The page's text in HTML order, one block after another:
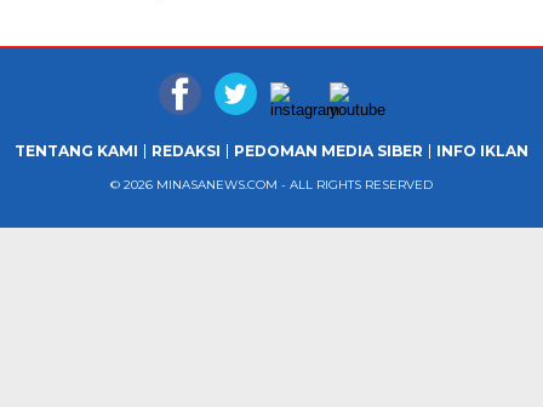
TENTANG KAMI REDAKSI PEDOMAN MEDIA SIBER INFO IKLAN
© 2026 MINASANEWS.COM - ALL RIGHTS RESERVED